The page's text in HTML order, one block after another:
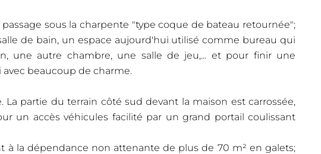
sous la charpente "type coque de bateau retournée";
de bain, un espace aujourd'hui utilisé comme bureau qui
une autre chambre, une salle de jeu,... et pour finir une
beaucoup de charme.
La partie du terrain côté sud devant la maison est carrossée,
un accès véhicules facilité par un grand portail coulissant
à la dépendance non attenante de plus de 70 m² en galets;